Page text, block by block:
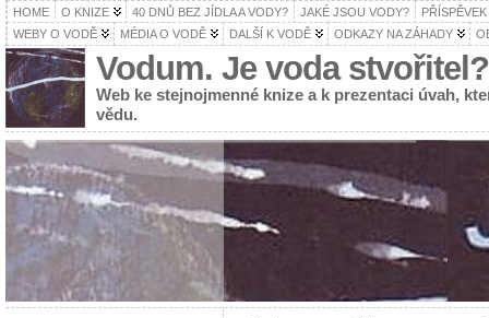
HOME O KNIZE 40 DNŮ BEZ JÍDLA A VODY? JAKÉ JSOU VODY?
WEBY O VODĚ
MÉDIA O VODĚ DALŠÍ K VODĚ ODKAZY NA ZÁHADY
Vodum. Je voda stvořitel?
Web ke stejnojmenné knize a k prezentaci úvah,
vědu.